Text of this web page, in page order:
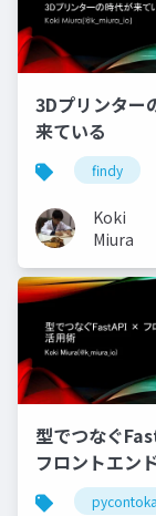
3Dプリンター
来ている
findy
Koki
Miura
型でつなぐ
フロントエン